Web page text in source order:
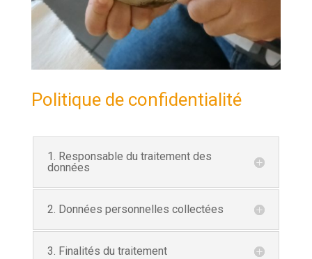
Politique de confidentialité
1. Responsable du traitement des
données
2. Données personnelles collectées
3. Finalités du traitement